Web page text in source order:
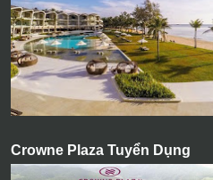
Crowne Plaza Tuyển Dụng